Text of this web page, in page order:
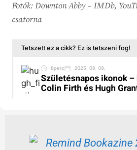
Fotók: Downton Abby – IMDb,
csatorna
Tetszett ez a cikk? Ez is tetszeni fog!
8perc 2025. 09. 09.
Születésnapos ikonok
Colin Firth és Hugh